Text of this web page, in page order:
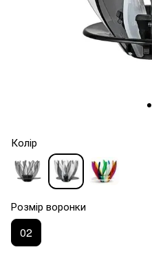
Колір
Розмір воронки
02